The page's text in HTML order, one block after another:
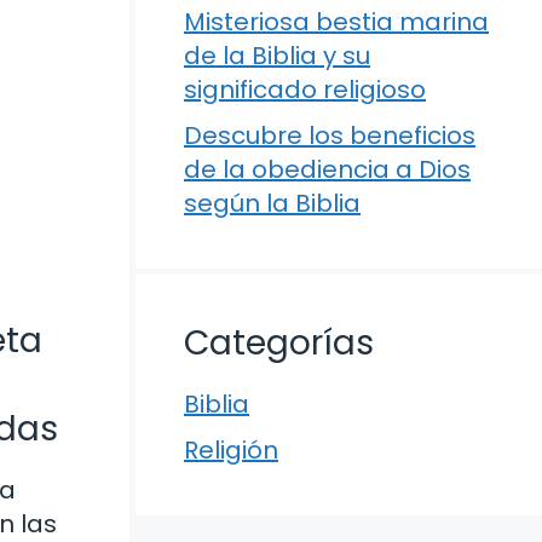
las
Misteriosa bestia marina
de la Biblia y su
significado religioso
Descubre los beneficios
de la obediencia a Dios
según la Biblia
Categorías
Biblia
Religión